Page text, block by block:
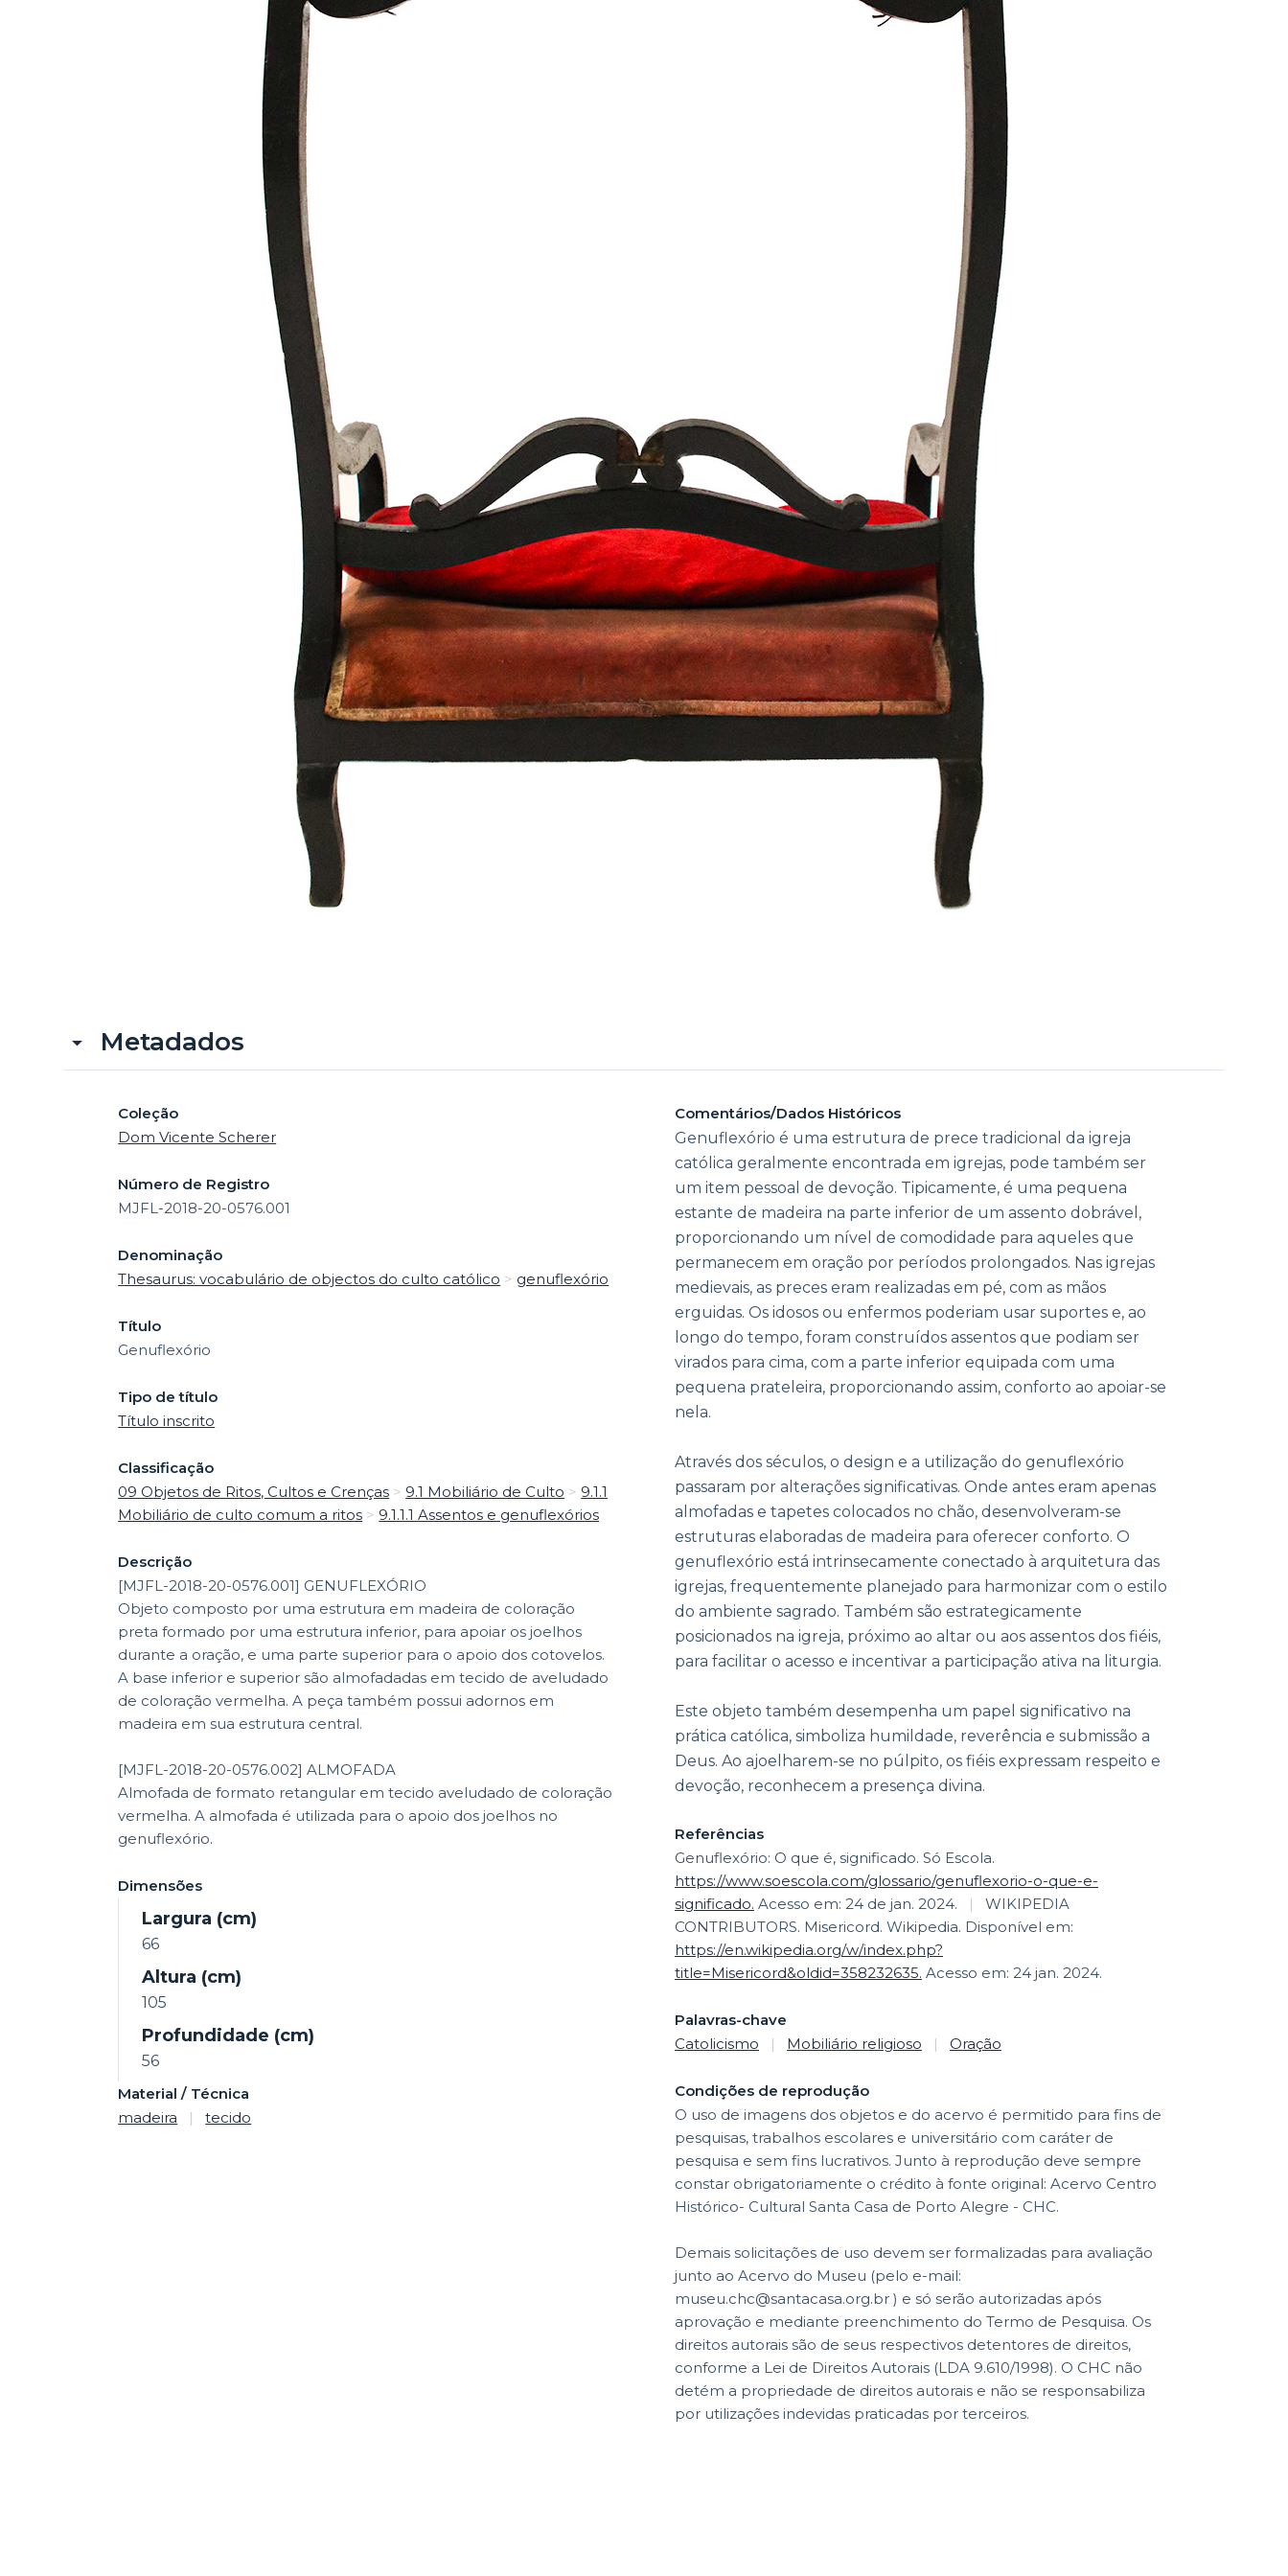
Metadados
Coleção
Dom Vicente Scherer
Número de Registro
MJFL-2018-20-0576.001
Denominação
Thesaurus: vocabulário de objectos do culto católico > genuflexório
Título
Genuflexório
Tipo de título
Título inscrito
Classificação
09 Objetos de Ritos, Cultos e Crenças > 9.1 Mobiliário de Culto > 9.1.1
Mobiliário de culto comum a ritos > 9.1.1.1 Assentos e genuflexórios
Descrição
[MJFL-2018-20-0576.001] GENUFLEXÓRIO
Objeto composto por uma estrutura em madeira de coloração
preta formado por uma estrutura inferior, para apoiar os joelhos
durante a oração, e uma parte superior para o apoio dos cotovelos.
A base inferior e superior são almofadadas em tecido de aveludado
de coloração vermelha. A peça também possui adornos em
madeira em sua estrutura central.
[MJFL-2018-20-0576.002] ALMOFADA
Almofada de formato retangular em tecido aveludado de coloração
vermelha. A almofada é utilizada para o apoio dos joelhos no
genuflexório.
Dimensões
Largura (cm)
66
Altura (cm)
105
Profundidade (cm)
56
Material / Técnica
madeira
| tecido
Comentários/Dados Históricos
Genuflexório é uma estrutura de prece tradicional da igreja
católica geralmente encontrada em igrejas, pode também ser
um item pessoal de devoção. Tipicamente, é uma pequena
estante de madeira na parte inferior de um assento dobrável,
proporcionando um nível de comodidade para aqueles que
permanecem em oração por períodos prolongados. Nas igrejas
medievais, as preces eram realizadas em pé, com as mãos
erguidas. Os idosos ou enfermos poderiam usar suportes e, ao
longo do tempo, foram construídos assentos que podiam ser
virados para cima, com a parte inferior equipada com uma
pequena prateleira, proporcionando assim, conforto ao apoiar-se
nela.
Através dos séculos, o design e a utilização do genuflexório
passaram por alterações significativas. Onde antes eram apenas
almofadas e tapetes colocados no chão, desenvolveram-se
estruturas elaboradas de madeira para oferecer conforto. O
genuflexório está intrinsecamente conectado à arquitetura das
igrejas, frequentemente planejado para harmonizar com o estilo
do ambiente sagrado. Também são estrategicamente
posicionados na igreja, próximo ao altar ou aos assentos dos fiéis,
para facilitar o acesso e incentivar a participação ativa na liturgia.
Este objeto também desempenha um papel significativo na
prática católica, simboliza humildade, reverência e submissão a
Deus. Ao ajoelharem-se no púlpito, os fiéis expressam respeito e
devoção, reconhecem a presença divina.
Referências
Genuflexório: O que é, significado. Só Escola.
https://www.soescola.com/glossario/genuflexorio-o-que-e-
significado. Acesso em: 24 de jan. 2024. |
WIKIPEDIA
CONTRIBUTORS. Misericord. Wikipedia. Disponível em:
https://en.wikipedia.org/w/index.php?
title=Misericord&oldid=358232635. Acesso em: 24 jan. 2024.
Palavras-chave
Catolicismo
| Mobiliário religioso | Oração
Condições de reprodução
O uso de imagens dos objetos e do acervo é permitido para fins de
pesquisas, trabalhos escolares e universitário com caráter de
pesquisa e sem fins lucrativos. Junto à reprodução deve sempre
constar obrigatoriamente o crédito à fonte original: Acervo Centro
Histórico- Cultural Santa Casa de Porto Alegre - CHC.
Demais solicitações de uso devem ser formalizadas para avaliação
junto ao Acervo do Museu (pelo e-mail:
museu.chc@santacasa.org.br ) e só serão autorizadas após
aprovação e mediante preenchimento do Termo de Pesquisa. Os
direitos autorais são de seus respectivos detentores de direitos,
conforme a Lei de Direitos Autorais (LDA 9.610/1998). O CHC não
detém a propriedade de direitos autorais e não se responsabiliza
por utilizações indevidas praticadas por terceiros.